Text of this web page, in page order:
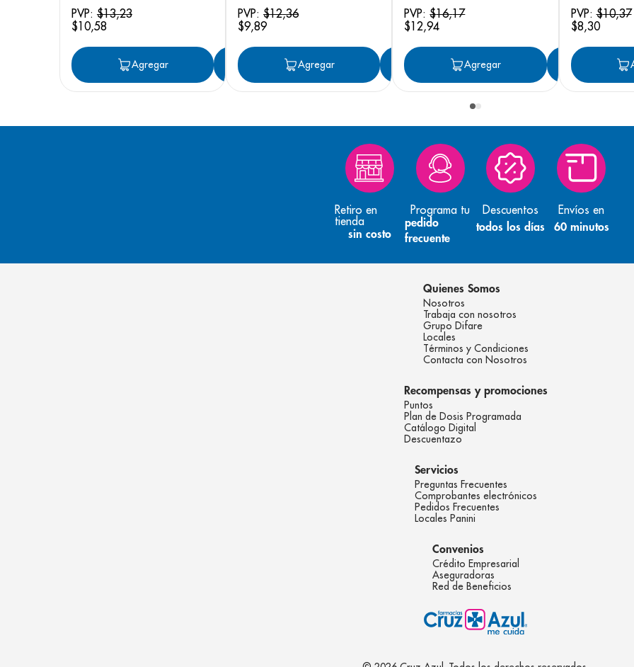
unidades
PVP: $13,23
$10,58
Agregar Agregar
small/medium 18
unidades
PVP:$12,36
$9,89
Agregar Agregar
PVP:$16,17
$12,94
Agregar
PVP:$10,37
$8,30
Retiro en
tienda
sin costo
Programa tu
pedido
frecuente
Descuentos
todos los días
Envíos en
60 minutos
Quienes Somos
Nosotros
Trabaja con nosotros
Grupo Difare
Locales
Términos y Condiciones
Contacta con Nosotros
Recompensas y promociones
Puntos
Plan de Dosis Programada
Catálogo Digital
Descuentazo
Servicios
Preguntas Frecuentes
Comprobantes electrónicos
Pedidos Frecuentes
Locales Panini
Convenios
Crédito Empresarial
Aseguradoras
Red de Beneficios